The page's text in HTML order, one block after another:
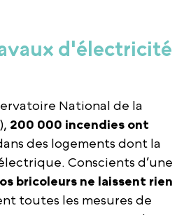
d'électricité
National de la
200 000 incendies ont
des logements dont la
Conscients d’une
bricoleurs ne laissent rien
toutes les mesures de